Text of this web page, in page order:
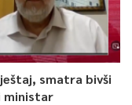
smatra bivši
ministar